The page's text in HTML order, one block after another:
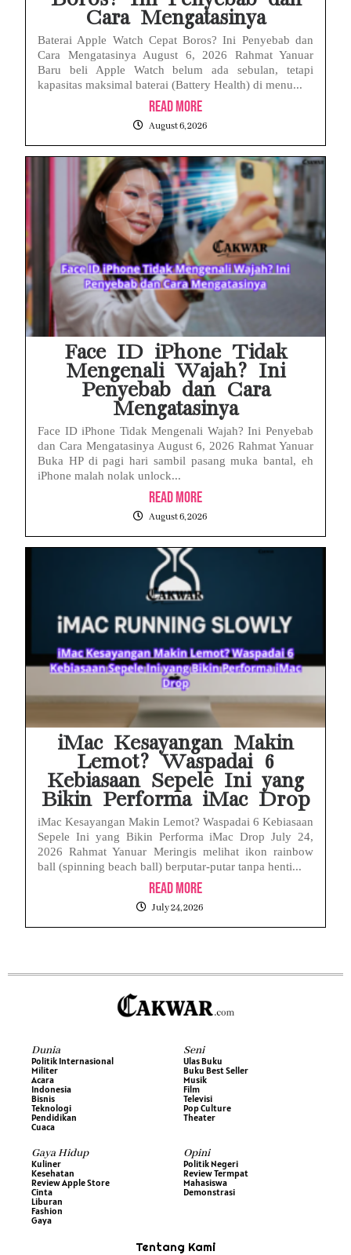
Cara Mengatasinya
Baterai Apple Watch Cepat Boros? Ini Penyebab dan
Cara Mengatasinya August 6, 2026 Rahmat Yanuar
Baru beli Apple Watch belum ada sebulan, tetapi
kapasitas maksimal baterai (Battery Health) di menu...
Read More
August 6, 2026
Face ID iPhone Tidak
Mengenali Wajah? Ini
Penyebab dan Cara
Mengatasinya
Face ID iPhone Tidak Mengenali Wajah? Ini Penyebab
dan Cara Mengatasinya August 6, 2026 Rahmat Yanuar
Buka HP di pagi hari sambil pasang muka bantal, eh
iPhone malah nolak unlock...
Read More
August 6, 2026
iMac Kesayangan Makin
Lemot? Waspadai 6
Kebiasaan Sepele Ini yang
Bikin Performa iMac Drop
iMac Kesayangan Makin Lemot? Waspadai 6 Kebiasaan
Sepele Ini yang Bikin Performa iMac Drop July 24,
2026 Rahmat Yanuar Meringis melihat ikon rainbow
ball (spinning beach ball) berputar-putar tanpa henti...
Read More
July 24, 2026
Dunia
Politik Internasional
Militer
Acara
Indonesia
Bisnis
Teknologi
Pendidikan
Cuaca
Seni
Ulas Buku
Buku Best Seller
Musik
Film
Televisi
Pop Culture
Theater
Gaya Hidup
Kuliner
Kesehatan
Review Apple Store
Cinta
Liburan
Fashion
Gaya
Opini
Politik Negeri
Review Termpat
Mahasiswa
Demonstrasi
Tentang Kami